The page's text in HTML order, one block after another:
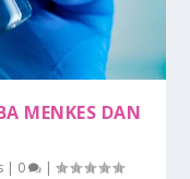
MENKES DAN
| 0 |